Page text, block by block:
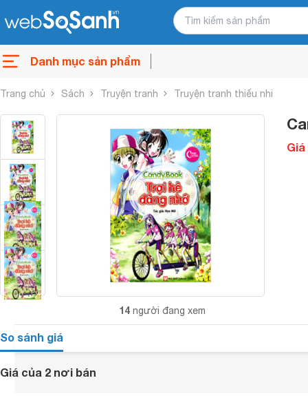
Danh mục sản phẩm
Trang chủ Sách Truyện tranh Truyện tranh thiếu nhi
14 người đang xem
So sánh giá
Giá của 2 nơi bán